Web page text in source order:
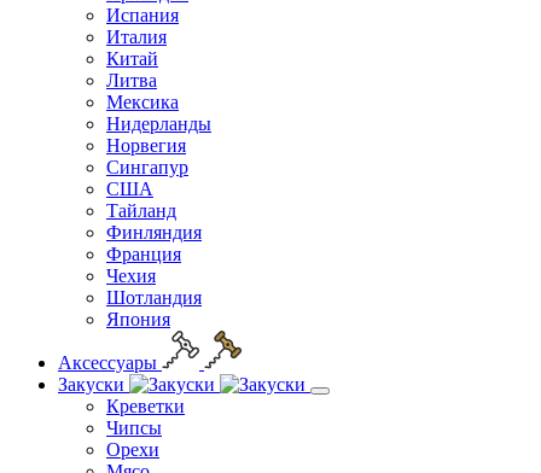
Испания
Италия
Китай
Литва
Мексика
Нидерланды
Норвегия
Сингапур
США
Тайланд
Финляндия
Франция
Чехия
Шотландия
Япония
Аксессуары
Закуски
Креветки
Чипсы
Орехи